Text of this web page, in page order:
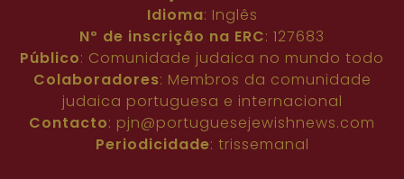
Idioma: Inglês
Nº de inscrição na ERC: 127683
Público: Comunidade judaica no mundo todo
Colaboradores: Membros da comunidade
judaica portuguesa e internacional
Contacto: pjn@portuguesejewishnews.com
Periodicidade: trissemanal